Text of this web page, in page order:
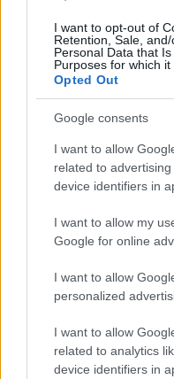
I want to opt-out of
Retention, Sale,
Personal Data that
Purposes for which it
Opted Out
Google consents
I want to allow
related to
device identifiers in
I want to allow my
Google for online
I want to allow
personalized
I want to allow
related to analytics
device identifiers in
ΓΥΝΑΙΚΑ 24/03/2026 09:25
Rose Ball 2026: Η
τα βλέμματα με
23/03/2026 17:52
Το απίστευτο και